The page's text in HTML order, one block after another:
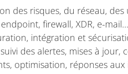
des risques, du réseau, des
endpoint, firewall, XDR, e-
intégration et
des alertes, mises à jour,
optimisation, réponses